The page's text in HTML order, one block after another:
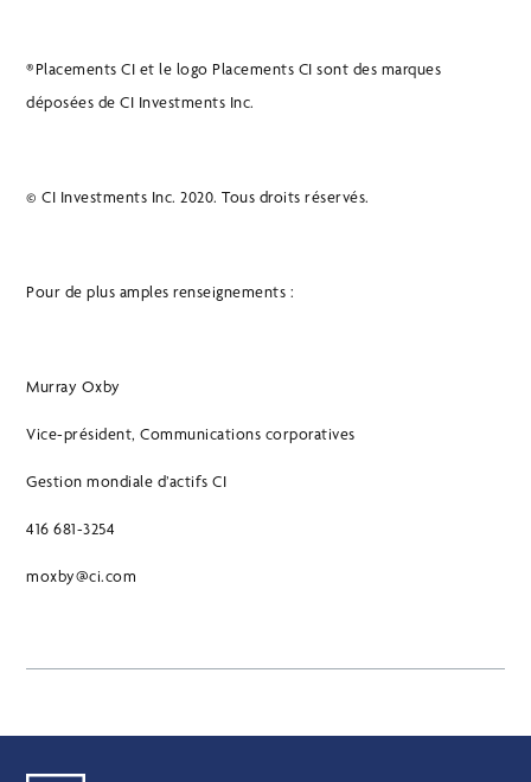
®Placements CI et le logo Placements CI sont des marques
déposées de CI Investments Inc.
© CI Investments Inc. 2020. Tous droits réservés.
Pour de plus amples renseignements :
Murray Oxby
Vice-président, Communications corporatives
Gestion mondiale d’actifs CI
416 681-3254
moxby@ci.com